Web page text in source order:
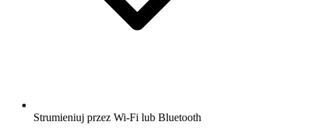
Strumieniuj przez Wi-Fi lub Bluetooth